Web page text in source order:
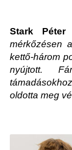
Stark
mérkőzésen
kettő-három
nyújtott.
oldotta meg